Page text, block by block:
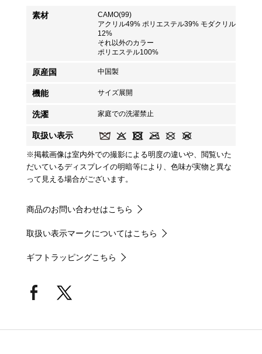
素材
CAMO(99)
アクリル49% ポリエステル39% モダクリル
12%
それ以外のカラー
ポリエステル100%
原産国 中国製
機能 サイズ展開
洗濯 家庭での洗濯禁止
取扱い表示
※掲載画像は室内外での撮影による明度の違いや、閲覧いた
だいているディスプレイの明暗等により、色味が実物と異な
って見える場合がございます。
商品のお問い合わせはこちら
取扱い表示マークについてはこちら
ギフトラッピングこちら